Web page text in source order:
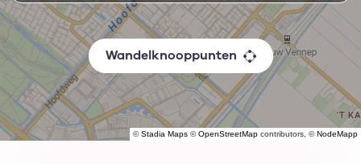
©Stadia Maps ©OpenStreetMap contributors, ©NodeMapp
Wandelknooppunten